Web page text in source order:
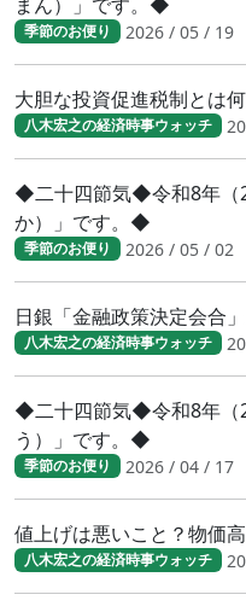
季節のお便り 2026 / 05 / 19
大胆な投資促進税制とは
八木宏之の経済時事ウォッチ
◆二十四節気◆令和8年（
か）」です。◆
季節のお便り 2026 / 05 / 02
日銀「金融政策決定会合
八木宏之の経済時事ウォッチ
◆二十四節気◆令和8年（
う）」です。◆
季節のお便り 2026 / 04 / 17
値上げは悪いこと？物価
八木宏之の経済時事ウォッチ